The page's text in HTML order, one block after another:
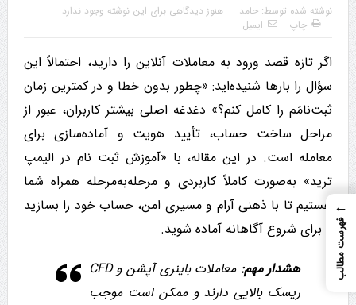
نوشته شده توسط: حامد
هنوز دیدگاهی برای این نوشته وجود ندارد
چاپ
ایمیل
اگر تازه قصد ورود به معاملات آنلاین را دارید، احتمالاً این
سؤال را بارها شنیده‌اید: «چطور بدون خطا و در کمترین زمان
ثبت‌نامَم را کامل کنم؟» دغدغه اصلی بیشتر کاربران، عبور از
مراحل ساخت حساب، تأیید هویت و آماده‌سازی برای
معامله است. در این مقاله، با «آموزش ثبت نام در الیمپ
ترید» به‌صورت کاملاً کاربردی و مرحله‌به‌مرحله همراه شما
هستیم تا با ذهنی آرام و مسیری امن، حساب خود را بسازید
و برای شروع آگاهانه آماده شوید.
هشدار مهم:
معاملات باینری آپشن و CFD
ریسک بالایی دارند و ممکن است موجب
←
فهرست مطالب